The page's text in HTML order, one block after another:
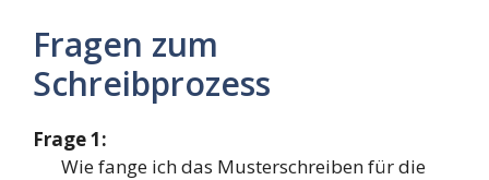
Fragen zum
Schreibprozess
Frage 1:
Wie fange ich das Musterschreiben für die